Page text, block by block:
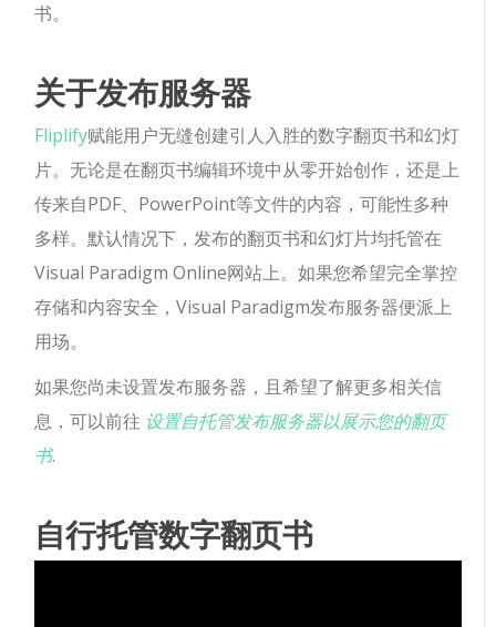
书。
关于发布服务器
Fliplify赋能用户无缝创建引人入胜的数字翻页书和幻灯
片。无论是在翻页书编辑环境中从零开始创作，还是上
传来自PDF、PowerPoint等文件的内容，可能性多种
多样。默认情况下，发布的翻页书和幻灯片均托管在
Visual Paradigm Online网站上。如果您希望完全掌控
存储和内容安全，Visual Paradigm发布服务器便派上
用场。
如果您尚未设置发布服务器，且希望了解更多相关信
息，可以前往 设置自托管发布服务器以展示您的翻页
书.
自行托管数字翻页书